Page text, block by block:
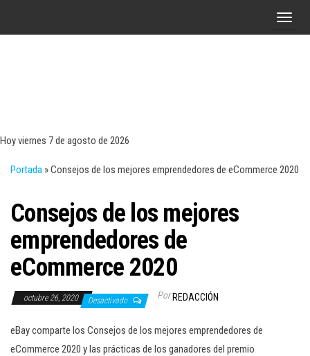
A
l
Hoy viernes 7 de agosto de 2026
Portada »Consejos de los mejores emprendedores de eCommerce 2020
Consejos de los mejores
emprendedores de
eCommerce 2020
octubre 26, 2020 Desactivado Por REDACCIÓN
eBay comparte los Consejos de los mejores emprendedores de
eCommerce 2020 y las prácticas de los ganadores del premio